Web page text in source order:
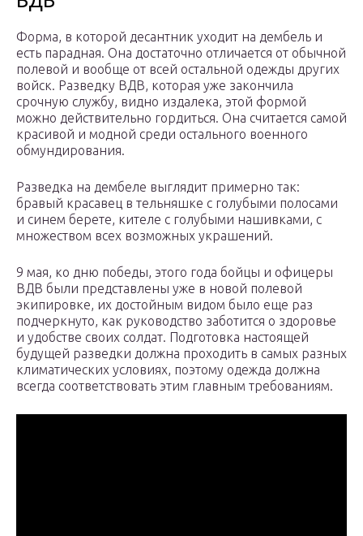
Форма, в которой десантник уходит на дембель и
есть парадная. Она достаточно отличается от обычной
полевой и вообще от всей остальной одежды других
войск. Разведку ВДВ, которая уже закончила
срочную службу, видно издалека, этой формой
можно действительно гордиться. Она считается самой
красивой и модной среди остального военного
обмундирования.
Разведка на дембеле выглядит примерно так:
бравый красавец в тельняшке с голубыми полосами
и синем берете, кителе с голубыми нашивками, с
множеством всех возможных украшений.
9 мая, ко дню победы, этого года бойцы и офицеры
ВДВ были представлены уже в новой полевой
экипировке, их достойным видом было еще раз
подчеркнуто, как руководство заботится о здоровье
и удобстве своих солдат. Подготовка настоящей
будущей разведки должна проходить в самых разных
климатических условиях, поэтому одежда должна
всегда соответствовать этим главным требованиям.